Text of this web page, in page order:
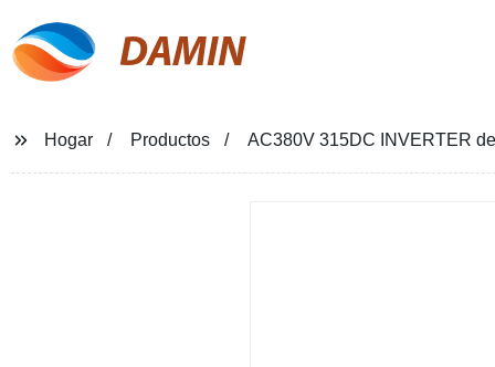
DAMIN
Hogar Productos AC380V 315DC INVERTER